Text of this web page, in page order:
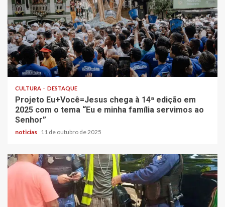
CULTURA DESTAQUE
Projeto Eu+Você=Jesus chega à 14ª edição em
2025 com o tema “Eu e minha família servimos ao
Senhor”
noticias 11 de outubro de 2025